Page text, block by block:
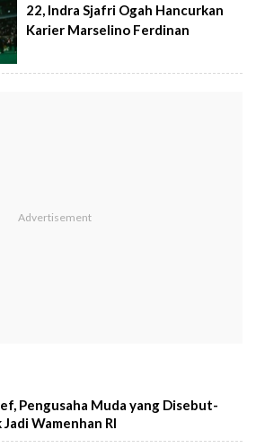
22, Indra Sjafri Ogah Hancurkan
Karier Marselino Ferdinan
Pengusaha Muda yang Disebut-
Wamenhan RI